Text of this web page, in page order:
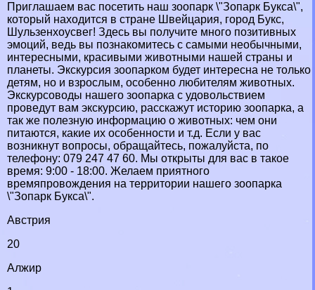
Приглашаем вас посетить наш зоопарк \"Зопарк Букса\",
который находится в стране Швейцария, город Букс,
Шульзенхоусвег! Здесь вы получите много позитивных
эмоций, ведь вы познакомитесь с самыми необычными,
интересными, красивыми животными нашей страны и
планеты. Экскурсия зоопарком будет интересна не только
детям, но и взрослым, особенно любителям животных.
Экскурсоводы нашего зоопарка с удовольствием
проведут вам экскурсию, расскажут историю зоопарка, а
так же полезную информацию о животных: чем они
питаются, какие их особенности и т.д. Если у вас
возникнут вопросы, обращайтесь, пожалуйста, по
телефону: 079 247 47 60. Мы открыты для вас в такое
время: 9:00 - 18:00. Желаем приятного
времяпровождения на территории нашего зоопарка
\"Зопарк Букса\".
Австрия
20
Алжир